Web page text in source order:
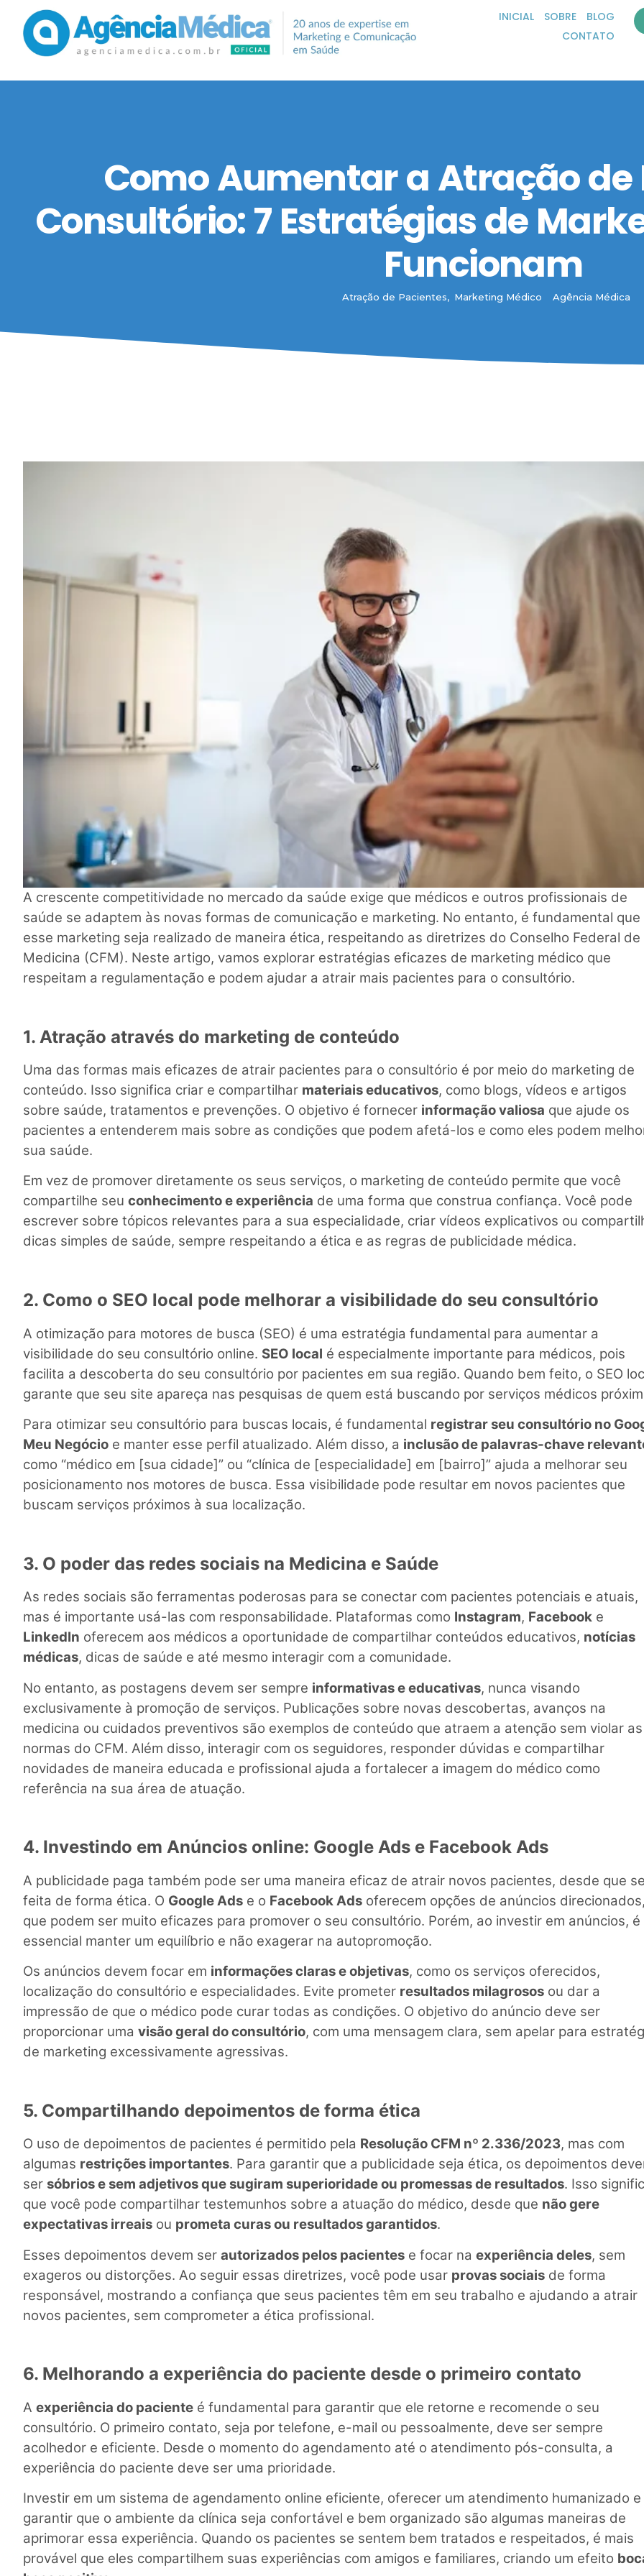
INICIAL SOBRE
BLOG
CONTATO
Como Aumentar a Atração de
Consultório: 7 Estratégias de
Funcionam
Atração de Pacientes, Marketing Médico Agência Médica
A crescente competitividade no mercado da saúde exige que médicos e outros profissionais de
saúde se adaptem às novas formas de comunicação e marketing. No entanto, é fundamental que
esse marketing seja realizado de maneira ética, respeitando as diretrizes do Conselho Federal de
Medicina (CFM). Neste artigo, vamos explorar estratégias eficazes de marketing médico que
respeitam a regulamentação e podem ajudar a atrair mais pacientes para o consultório.
1. Atração através do marketing de conteúdo
Uma das formas mais eficazes de atrair pacientes para o consultório é por meio do marketing de
conteúdo. Isso significa criar e compartilhar materiais educativos, como blogs, vídeos e artigos
sobre saúde, tratamentos e prevenções. O objetivo é fornecer informação valiosa que ajude os
pacientes a entenderem mais sobre as condições que podem afetá-los e como eles podem
sua saúde.
Em vez de promover diretamente os seus serviços, o marketing de conteúdo permite que você
compartilhe seu conhecimento e experiência de uma forma que construa confiança. Você pode
escrever sobre tópicos relevantes para a sua especialidade, criar vídeos explicativos ou
dicas simples de saúde, sempre respeitando a ética e as regras de publicidade médica.
2. Como o SEO local pode melhorar a visibilidade do seu consultório
A otimização para motores de busca (SEO) é uma estratégia fundamental para aumentar a
visibilidade do seu consultório online. SEO local é especialmente importante para médicos, pois
facilita a descoberta do seu consultório por pacientes em sua região. Quando bem feito, o SEO
garante que seu site apareça nas pesquisas de quem está buscando por serviços médicos
Para otimizar seu consultório para buscas locais, é fundamental registrar seu consultório no
Meu Negócio e manter esse perfil atualizado. Além disso, a inclusão de palavras-chave
como “médico em [sua cidade]” ou “clínica de [especialidade] em [bairro]” ajuda a melhorar seu
posicionamento nos motores de busca. Essa visibilidade pode resultar em novos pacientes que
buscam serviços próximos à sua localização.
3. O poder das redes sociais na Medicina e Saúde
As redes sociais são ferramentas poderosas para se conectar com pacientes potenciais e atuais,
mas é importante usá-las com responsabilidade. Plataformas como Instagram, Facebook e
LinkedIn oferecem aos médicos a oportunidade de compartilhar conteúdos educativos, notícias
médicas, dicas de saúde e até mesmo interagir com a comunidade.
No entanto, as postagens devem ser sempre informativas e educativas, nunca visando
exclusivamente à promoção de serviços. Publicações sobre novas descobertas, avanços na
medicina ou cuidados preventivos são exemplos de conteúdo que atraem a atenção sem violar as
normas do CFM. Além disso, interagir com os seguidores, responder dúvidas e compartilhar
novidades de maneira educada e profissional ajuda a fortalecer a imagem do médico como
referência na sua área de atuação.
4. Investindo em Anúncios online: Google Ads e Facebook Ads
A publicidade paga também pode ser uma maneira eficaz de atrair novos pacientes, desde que
feita de forma ética. O Google Ads e o Facebook Ads oferecem opções de anúncios
que podem ser muito eficazes para promover o seu consultório. Porém, ao investir em anúncios, é
essencial manter um equilíbrio e não exagerar na autopromoção.
Os anúncios devem focar em informações claras e objetivas, como os serviços oferecidos,
localização do consultório e especialidades. Evite prometer resultados milagrosos ou dar a
impressão de que o médico pode curar todas as condições. O objetivo do anúncio deve ser
proporcionar uma visão geral do consultório, com uma mensagem clara, sem apelar para
de marketing excessivamente agressivas.
5. Compartilhando depoimentos de forma ética
O uso de depoimentos de pacientes é permitido pela Resolução CFM nº 2.336/2023, mas com
algumas restrições importantes. Para garantir que a publicidade seja ética, os depoimentos
ser sóbrios e sem adjetivos que sugiram superioridade ou promessas de resultados. Isso
que você pode compartilhar testemunhos sobre a atuação do médico, desde que não gere
expectativas irreais ou prometa curas ou resultados garantidos.
Esses depoimentos devem ser autorizados pelos pacientes e focar na experiência deles, sem
exageros ou distorções. Ao seguir essas diretrizes, você pode usar provas sociais de forma
responsável, mostrando a confiança que seus pacientes têm em seu trabalho e ajudando a atrair
novos pacientes, sem comprometer a ética profissional.
6. Melhorando a experiência do paciente desde o primeiro contato
A experiência do paciente é fundamental para garantir que ele retorne e recomende o seu
consultório. O primeiro contato, seja por telefone, e-mail ou pessoalmente, deve ser sempre
acolhedor e eficiente. Desde o momento do agendamento até o atendimento pós-consulta, a
experiência do paciente deve ser uma prioridade.
Investir em um sistema de agendamento online eficiente, oferecer um atendimento humanizado e
garantir que o ambiente da clínica seja confortável e bem organizado são algumas maneiras de
aprimorar essa experiência. Quando os pacientes se sentem bem tratados e respeitados, é mais
provável que eles compartilhem suas experiências com amigos e familiares, criando um efeito